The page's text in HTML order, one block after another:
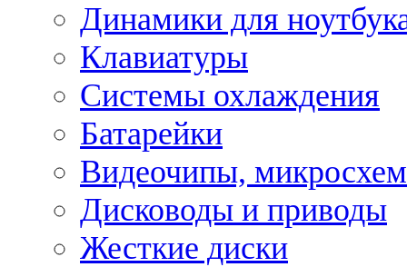
Динамики для
Клавиатуры
Системы охлаждения
Батарейки
Видеочипы,
Дисководы и приводы
Жесткие диски